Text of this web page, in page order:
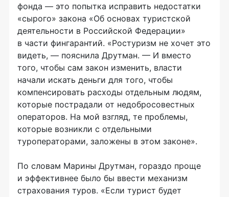
фонда — это попытка исправить недостатки
«сырого» закона «Об основах туристской
деятельности в Российской Федерации»
в части фингарантий. «Ростуризм не хочет это
видеть, — пояснила Друтман. — И вместо
того, чтобы сам закон изменить, власти
начали искать деньги для того, чтобы
компенсировать расходы отдельным людям,
которые пострадали от недобросовестных
операторов. На мой взгляд, те проблемы,
которые возникли с отдельными
туроператорами, заложены в этом законе».
По словам Марины Друтман, гораздо проще
и эффективнее было бы ввести механизм
страхования туров. «Если турист будет